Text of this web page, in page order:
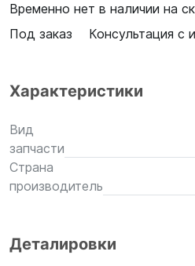
Временно нет в наличии на
Под заказ
Консультация с
Характеристики
Вид
запчасти
Страна
производитель
Деталировки